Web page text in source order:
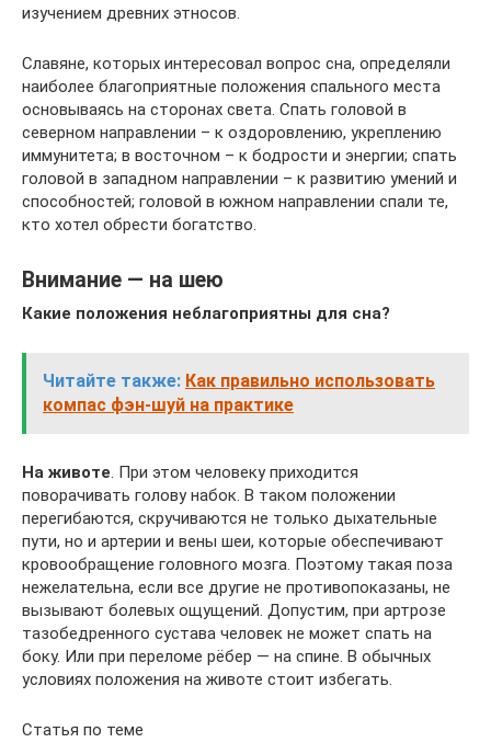
изучением древних этносов.
Славяне, которых интересовал вопрос сна, определяли
наиболее благоприятные положения спального места
основываясь на сторонах света. Спать головой в
северном направлении – к оздоровлению, укреплению
иммунитета; в восточном – к бодрости и энергии; спать
головой в западном направлении – к развитию умений и
способностей; головой в южном направлении спали те,
кто хотел обрести богатство.
Внимание — на шею
Какие положения неблагоприятны для сна?
Читайте также: Как правильно использовать
компас фэн-шуй на практике
На животе. При этом человеку приходится
поворачивать голову набок. В таком положении
перегибаются, скручиваются не только дыхательные
пути, но и артерии и вены шеи, которые обеспечивают
кровообращение головного мозга. Поэтому такая поза
нежелательна, если все другие не противопоказаны, не
вызывают болевых ощущений. Допустим, при артрозе
тазобедренного сустава человек не может спать на
боку. Или при переломе рёбер — на спине. В обычных
условиях положения на животе стоит избегать.
Статья по теме